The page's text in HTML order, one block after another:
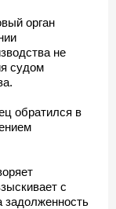
орган
не
судом
обратился в
с
задолженность